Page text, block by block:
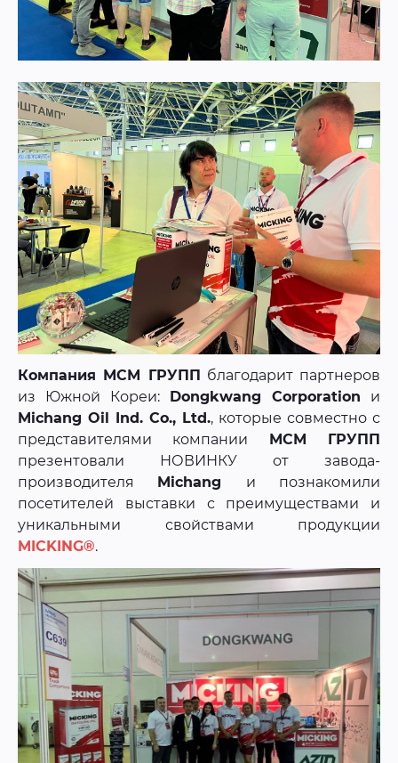
Компания МСМ ГРУПП благодарит партнеров
из Южной Кореи: Dongkwang Corporation и
Michang Oil Ind. Co., Ltd., которые совместно с
представителями компании МСМ ГРУПП
презентовали НОВИНКУ от завода-
производителя Michang и познакомили
посетителей выставки с преимуществами и
уникальными свойствами продукции
MICKING®.